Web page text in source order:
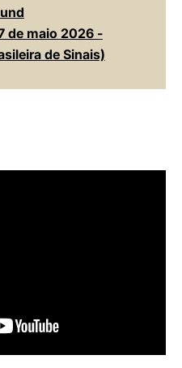
de maio 2026 -
de Sinais)